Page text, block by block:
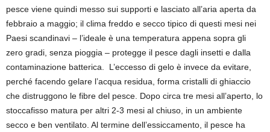
pesce viene quindi messo sui supporti e lasciato all’aria aperta da
febbraio a maggio; il clima freddo e secco tipico di questi mesi nei
Paesi scandinavi – l’ideale è una temperatura appena sopra gli
zero gradi, senza pioggia – protegge il pesce dagli insetti e dalla
contaminazione batterica. L’eccesso di gelo è invece da evitare,
perché facendo gelare l’acqua residua, forma cristalli di ghiaccio
che distruggono le fibre del pesce. Dopo circa tre mesi all’aperto, lo
stoccafisso matura per altri 2-3 mesi al chiuso, in un ambiente
secco e ben ventilato. Al termine dell’essiccamento, il pesce ha